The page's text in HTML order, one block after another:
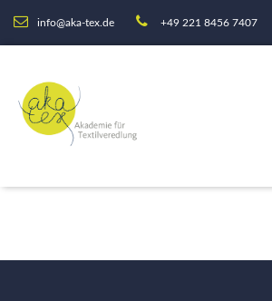
info@aka-tex.de +49 221 8456 7407